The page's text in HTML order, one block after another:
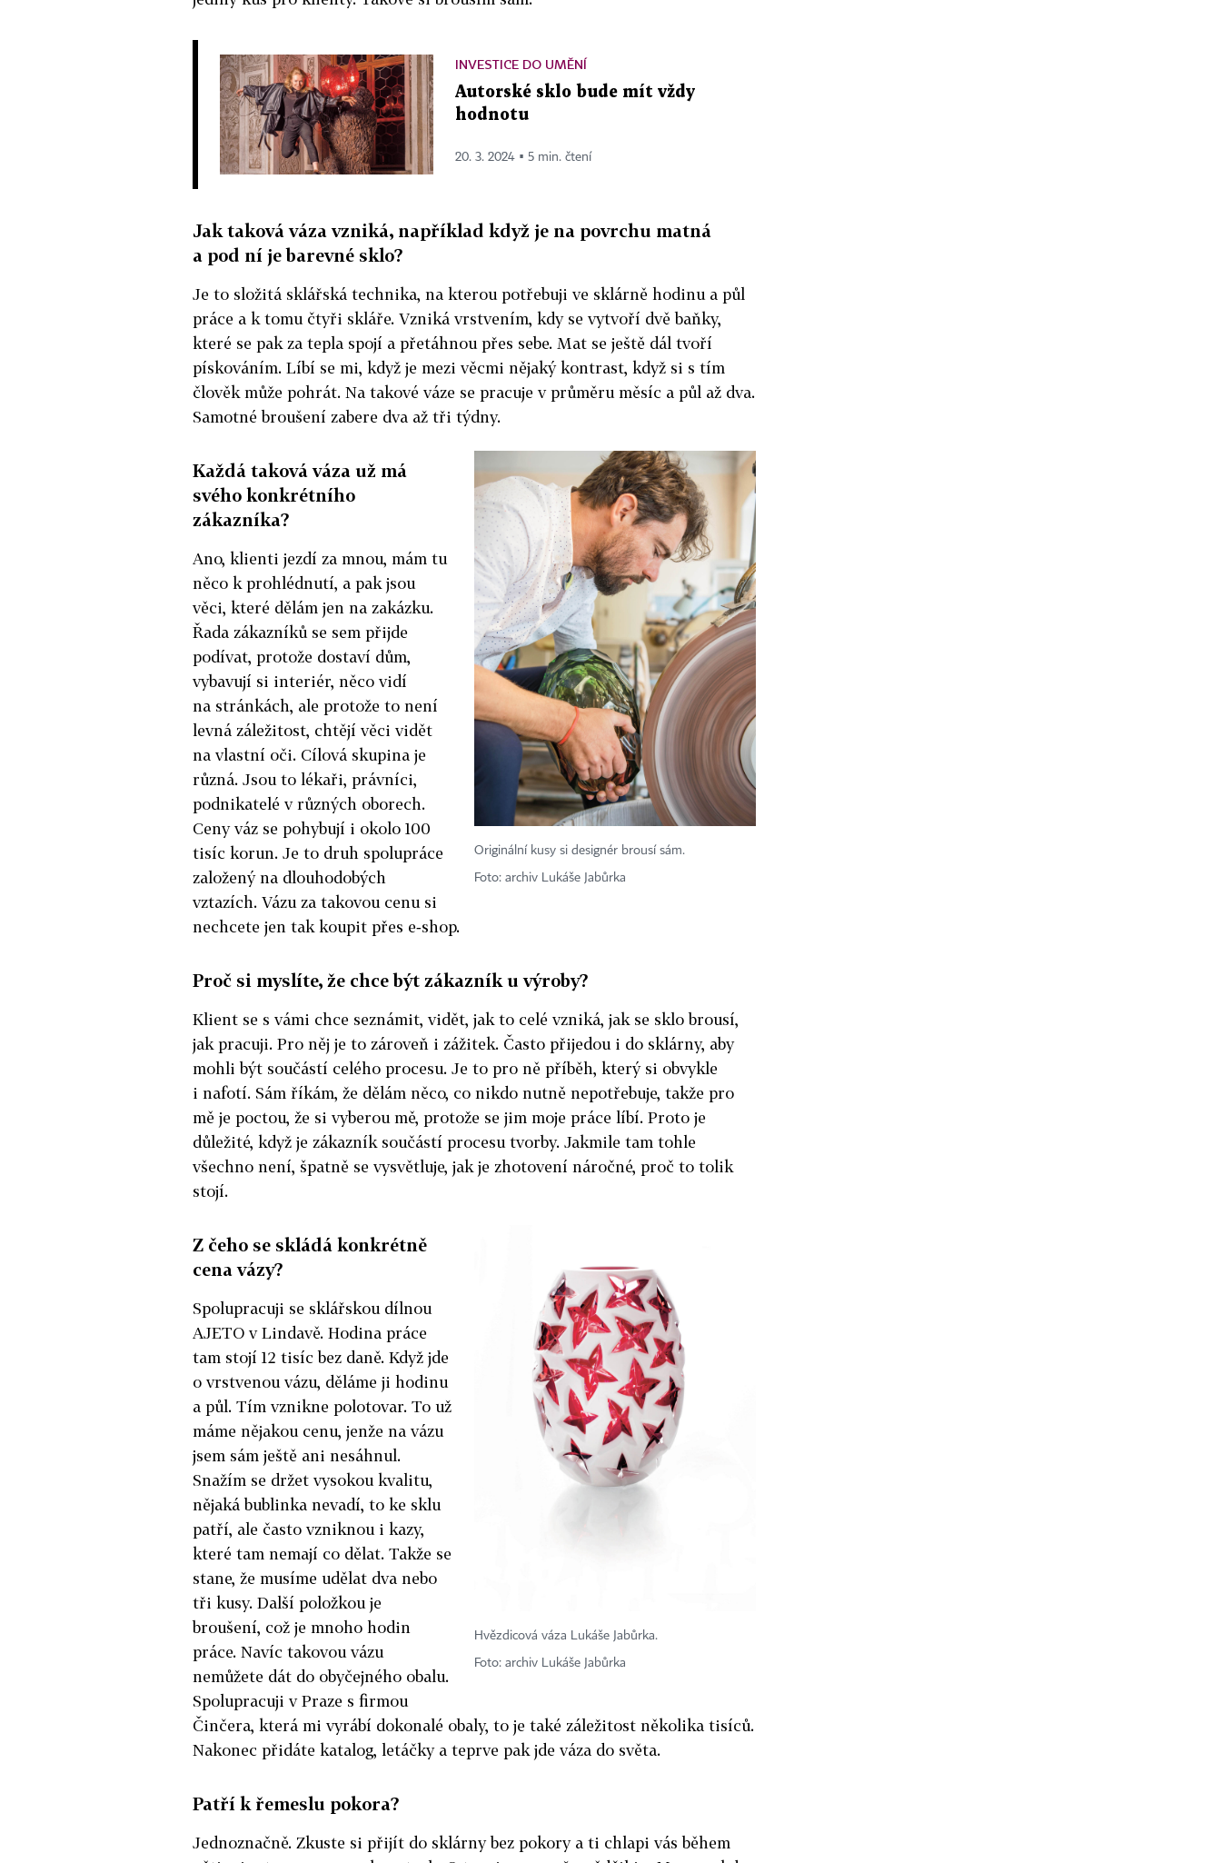
INVESTICE DO UMĚNÍ
Autorské sklo bude mít vždy
hodnotu
20. 3. 2024 ▪ 5 min. čtení
Jak taková váza vzniká, například když je na povrchu matná
a pod ní je barevné sklo?
Je to složitá sklářská technika, na kterou potřebuji ve sklárně hodinu a půl
práce a k tomu čtyři skláře. Vzniká vrstvením, kdy se vytvoří dvě baňky,
které se pak za tepla spojí a přetáhnou přes sebe. Mat se ještě dál tvoří
pískováním. Líbí se mi, když je mezi věcmi nějaký kontrast, když si s tím
člověk může pohrát. Na takové váze se pracuje v průměru měsíc a půl až dva.
Samotné broušení zabere dva až tři týdny.
Originální kusy si designér brousí sám.
Foto: archiv Lukáše Jabůrka
Každá taková váza už má
svého konkrétního
zákazníka?
Ano, klienti jezdí za mnou, mám tu
něco k prohlédnutí, a pak jsou
věci, které dělám jen na zakázku.
Řada zákazníků se sem přijde
podívat, protože dostaví dům,
vybavují si interiér, něco vidí
na stránkách, ale protože to není
levná záležitost, chtějí věci vidět
na vlastní oči. Cílová skupina je
různá. Jsou to lékaři, právníci,
podnikatelé v různých oborech.
Ceny váz se pohybují i okolo 100
tisíc korun. Je to druh spolupráce
založený na dlouhodobých
vztazích. Vázu za takovou cenu si
nechcete jen tak koupit přes e‑shop.
Proč si myslíte, že chce být zákazník u výroby?
Klient se s vámi chce seznámit, vidět, jak to celé vzniká, jak se sklo brousí,
jak pracuji. Pro něj je to zároveň i zážitek. Často přijedou i do sklárny, aby
mohli být součástí celého procesu. Je to pro ně příběh, který si obvykle
i nafotí. Sám říkám, že dělám něco, co nikdo nutně nepotřebuje, takže pro
mě je poctou, že si vyberou mě, protože se jim moje práce líbí. Proto je
důležité, když je zákazník součástí procesu tvorby. Jakmile tam tohle
všechno není, špatně se vysvětluje, jak je zhotovení náročné, proč to tolik
stojí.
Hvězdicová váza Lukáše Jabůrka.
Foto: archiv Lukáše Jabůrka
Z čeho se skládá konkrétně
cena vázy?
Spolupracuji se sklářskou dílnou
AJETO v Lindavě. Hodina práce
tam stojí 12 tisíc bez daně. Když jde
o vrstvenou vázu, děláme ji hodinu
a půl. Tím vznikne polotovar. To už
máme nějakou cenu, jenže na vázu
jsem sám ještě ani nesáhnul.
Snažím se držet vysokou kvalitu,
nějaká bublinka nevadí, to ke sklu
patří, ale často vzniknou i kazy,
které tam nemají co dělat. Takže se
stane, že musíme udělat dva nebo
tři kusy. Další položkou je
broušení, což je mnoho hodin
práce. Navíc takovou vázu
nemůžete dát do obyčejného obalu.
Spolupracuji v Praze s firmou
Činčera, která mi vyrábí dokonalé obaly, to je také záležitost několika tisíců.
Nakonec přidáte katalog, letáčky a teprve pak jde váza do světa.
Patří k řemeslu pokora?
Jednoznačně. Zkuste si přijít do sklárny bez pokory a ti chlapi vás během